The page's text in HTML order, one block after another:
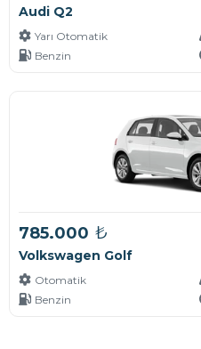
Audi Q2
Yarı Otomatik
Benzin
785.000 ₺
Volkswagen Golf
Otomatik
Benzin